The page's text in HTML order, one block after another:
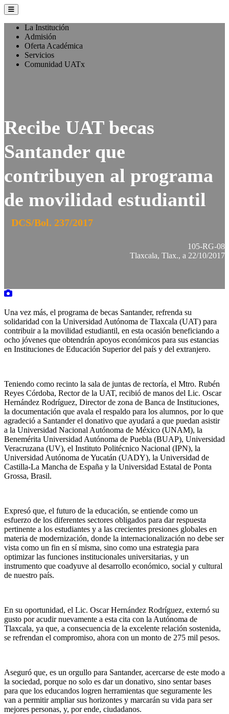
La Institución
Admisión
Oferta Académica
Servicios
Comunidad UATx
Recibe UAT becas
Santander que
contribuyen al programa
de movilidad estudiantil
DCS/Bol. 237/2017
105-RG-08
Tlaxcala, Tlax., a 22/10/2017
Una vez más, el programa de becas Santander, refrenda su
solidaridad con la Universidad Autónoma de Tlaxcala (UAT) para
contribuir a la movilidad estudiantil, en esta ocasión beneficiando a
ocho jóvenes que obtendrán apoyos económicos para sus estancias
en Instituciones de Educación Superior del país y del extranjero.
Teniendo como recinto la sala de juntas de rectoría, el Mtro. Rubén
Reyes Córdoba, Rector de la UAT, recibió de manos del Lic. Oscar
Hernández Rodríguez, Director de zona de Banca de Instituciones,
la documentación que avala el respaldo para los alumnos, por lo que
agradeció a Santander el donativo que ayudará a que puedan asistir
a la Universidad Nacional Autónoma de México (UNAM), la
Benemérita Universidad Autónoma de Puebla (BUAP), Universidad
Veracruzana (UV), el Instituto Politécnico Nacional (IPN), la
Universidad Autónoma de Yucatán (UADY), la Universidad de
Castilla-La Mancha de España y la Universidad Estatal de Ponta
Grossa, Brasil.
Expresó que, el futuro de la educación, se entiende como un
esfuerzo de los diferentes sectores obligados para dar respuesta
pertinente a los estudiantes y a las crecientes presiones globales en
materia de modernización, donde la internacionalización no debe ser
vista como un fin en sí misma, sino como una estrategia para
optimizar las funciones institucionales universitarias, y un
instrumento que coadyuve al desarrollo económico, social y cultural
de nuestro país.
En su oportunidad, el Lic. Oscar Hernández Rodríguez, externó su
gusto por acudir nuevamente a esta cita con la Autónoma de
Tlaxcala, ya que, a consecuencia de la excelente relación sostenida,
se refrendan el compromiso, ahora con un monto de 275 mil pesos.
Aseguró que, es un orgullo para Santander, acercarse de este modo a
la sociedad, porque no solo es dar un donativo, sino sentar bases
para que los educandos logren herramientas que seguramente les
van a permitir ampliar sus horizontes y marcarán su vida para ser
mejores personas, y, por ende, ciudadanos.